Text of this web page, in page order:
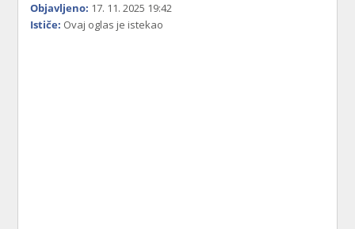
Objavljeno: 17. 11. 2025 19:42
Ističe: Ovaj oglas je istekao